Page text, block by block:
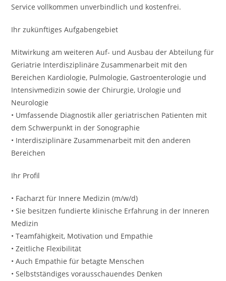
Service vollkommen unverbindlich und kostenfrei.
Ihr zukünftiges Aufgabengebiet
Mitwirkung am weiteren Auf- und Ausbau der Abteilung für
Geriatrie Interdisziplinäre Zusammenarbeit mit den
Bereichen Kardiologie, Pulmologie, Gastroenterologie und
Intensivmedizin sowie der Chirurgie, Urologie und
Neurologie
• Umfassende Diagnostik aller geriatrischen Patienten mit
dem Schwerpunkt in der Sonographie
• Interdisziplinäre Zusammenarbeit mit den anderen
Bereichen
Ihr Profil
• Facharzt für Innere Medizin (m/w/d)
• Sie besitzen fundierte klinische Erfahrung in der Inneren
Medizin
• Teamfähigkeit, Motivation und Empathie
• Zeitliche Flexibilität
• Auch Empathie für betagte Menschen
• Selbstständiges vorausschauendes Denken